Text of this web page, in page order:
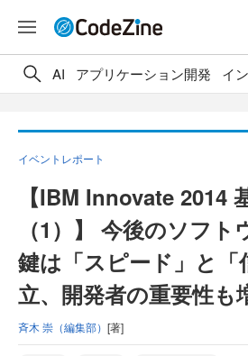
AI アプリケーション開発 イ
イベントレポート
【IBM Innovate 2014
（1）】 今後のソフ
鍵は「スピード」と「
立、開発者の重要性も
斉木 崇（編集部） [著]